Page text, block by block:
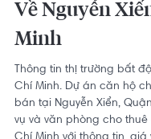
Về Nguyễn
Minh
Thông tin thị trường bất
Chí Minh. Dự án căn hộ
bán tại Nguyễn Xiển,
vụ và văn phòng cho